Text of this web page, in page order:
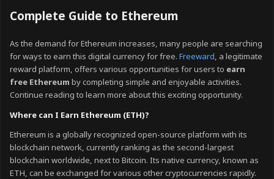
Complete Guide to Ethereum
As the demand for Ethereum increases, many people are searching
for ways to earn this digital currency for free. Freeward, a legitimate
reward platform, offers various opportunities for users to earn
free Ethereum by completing simple and enjoyable activities.
Continue reading to learn more about this exciting opportunity.
Where can I Earn Ethereum (ETH)?
Ethereum is a globally recognized open-source platform with its
blockchain network, currently ranking as the second-largest
blockchain worldwide, next to Bitcoin. Its native currency, known as
ETH, can be exchanged for various other cryptocurrencies rapidly.